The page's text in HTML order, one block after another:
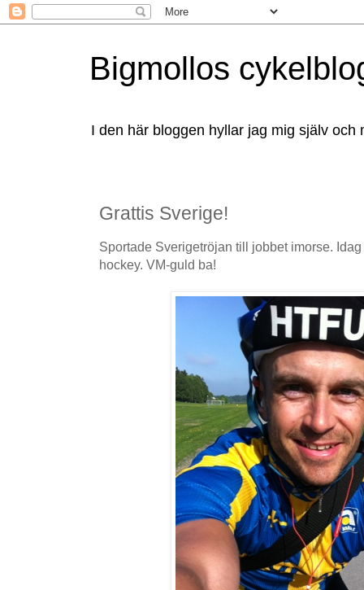
Bigmollos
I den här bloggen hyllar jag mig själv
Grattis Sverige!
Sportade Sverigetröjan till jobbet imorse.
hockey. VM-guld ba!